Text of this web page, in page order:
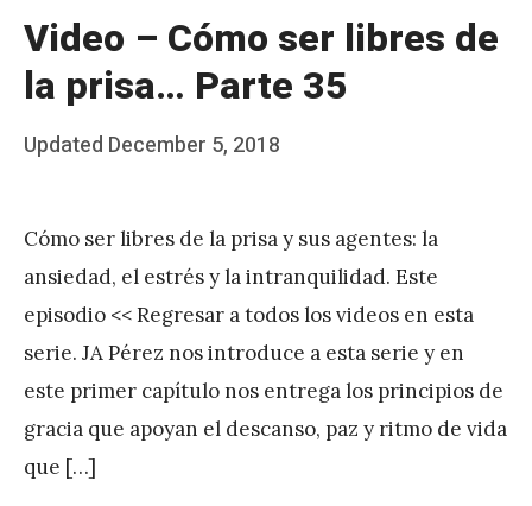
Video – Cómo ser libres de
la prisa… Parte 35
Posted
Updated December 5, 2018
b
J
A
P
é
r
e
z
Cómo ser libres de la prisa y sus agentes: la
ansiedad, el estrés y la intranquilidad. Este
episodio << Regresar a todos los videos en esta
serie. JA Pérez nos introduce a esta serie y en
este primer capítulo nos entrega los principios de
gracia que apoyan el descanso, paz y ritmo de vida
que […]